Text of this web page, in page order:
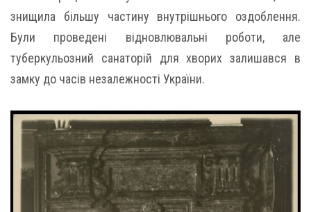
знищила більшу частину внутрішнього оздоблення.
Були проведені відновлювальні роботи, але
туберкульозний санаторій для хворих залишався в
замку до часів незалежності України.